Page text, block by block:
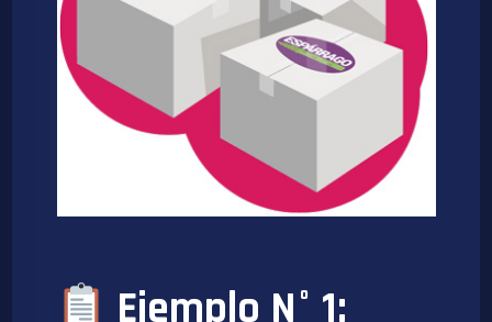
Ejemplo N° 1: